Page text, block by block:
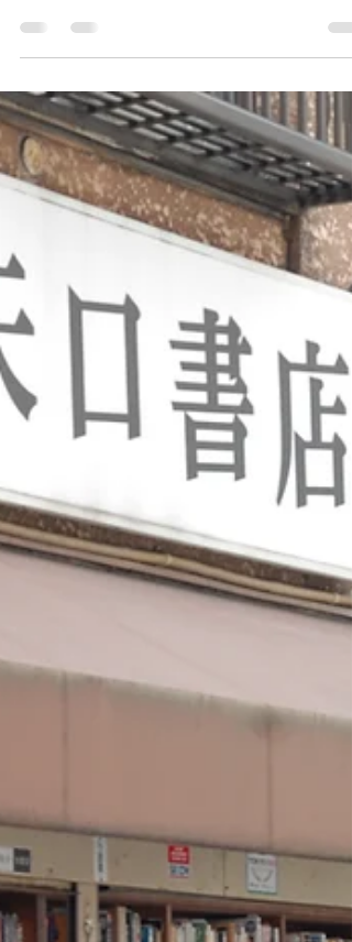
書家や研究者が足繫く通ったという。玄誠堂書店
は終戦後に道玄坂から宮益坂（上通1-25）に移転
ば、1949年創業の中村書店（渋谷1-1-
1967）の詩、「渋谷の書店」とは、ここのこと
ろう。かつての渋谷は、与謝野鉄幹・晶子夫妻や
書店が宮益坂から道玄坂にかけて数多く営業して
いた。 大盛堂書店が有名になったのは、昭和
年（1959年）に地上8階地下1階の「本のデパー
ト」が、いまの西武百貨店むかい側にできてか
ら。地下のアルパンも知る人ぞ知るミリオタ専門
店だった。私が草柳大蔵『実録満鉄調査部』（朝
日文庫）を買ってむさぼり読んだのは平成2年
（1990年）だった。 旧本店と呼ばれるこの建
は平成17年（2005年）に閉店し、終戦直後から
業していた交差点前で営業を再開して、今に至
る。 参照、大盛堂書店ホームページ
https://taiseido.co.jp/information.html 東京の本屋
ん－渋谷区宇田川町・大盛堂書店 https://www